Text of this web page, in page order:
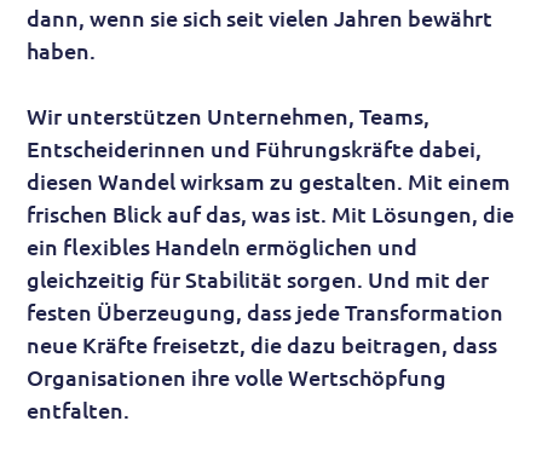
dann, wenn sie sich seit vielen Jahren bewährt
haben.
Wir unterstützen Unternehmen, Teams,
Entscheiderinnen und Führungskräfte dabei,
diesen Wandel wirksam zu gestalten. Mit einem
frischen Blick auf das, was ist. Mit Lösungen, die
ein flexibles Handeln ermöglichen und
gleichzeitig für Stabilität sorgen. Und mit der
festen Überzeugung, dass jede Transformation
neue Kräfte freisetzt, die dazu beitragen, dass
Organisationen ihre volle Wertschöpfung
entfalten.